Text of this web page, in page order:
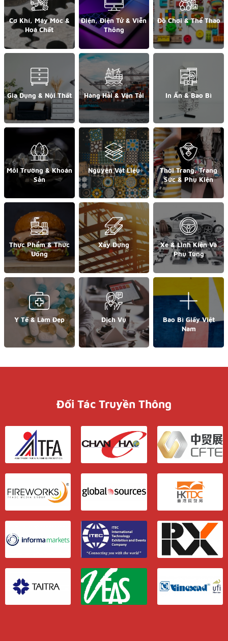
Cơ Khí, Máy Móc &
Hoá Chất
Điện, Điện Tử & Viễn
Thông
Đồ Chơi & Thể Thao
Gia Dụng & Nội Thất Hàng Hải & Vận Tải In Ấn & Bao Bì
Môi Trường & Khoán
Sản
Nguyên Vật Liệu
Thời Trang, Trang
Sức & Phụ Kiện
Thực Phẩm & Thức
Uống
Xây Dựng
Xe & Linh Kiện Và
Phụ Tùng
Y Tế & Làm Đẹp Dịch Vụ
Bao Bì Giấy Việt
Nam
Đối Tác Truyền Thông